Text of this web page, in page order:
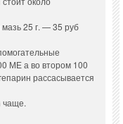
мазь 25 г. — 35 руб
МЕ а во втором 100
рассасывается
чаще.